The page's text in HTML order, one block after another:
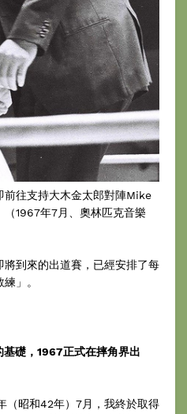
前往支持大木金太郎對陣Mike
1967年7月、奧林匹克音樂
到來的出道賽，已經安排了每
」。
礎，1967正式在摔角界出
（昭和42年）7月，我終於取得